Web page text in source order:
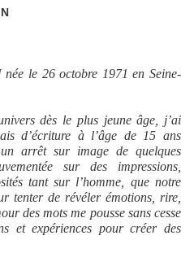
le 26 octobre 1971 en Seine-
dès le plus jeune âge, j’ai
d’écriture à l’âge de 15 ans
arrêt sur image de quelques
sur des impressions,
tant sur l’homme, que notre
tenter de révéler émotions, rire,
des mots me pousse sans cesse
et expériences pour créer des